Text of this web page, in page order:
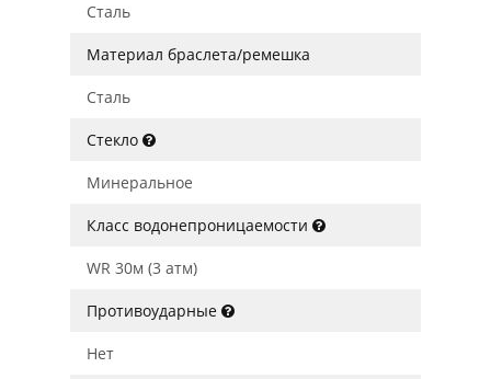
Сталь
Материал браслета/ремешка
Сталь
Стекло
Минеральное
Класс водонепроницаемости
WR 30м (3 атм)
Противоударные
Нет